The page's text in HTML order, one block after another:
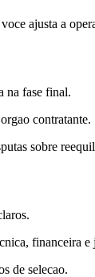
ajusta a
na fase final.
contratante.
sobre
financeira e
de selecao.